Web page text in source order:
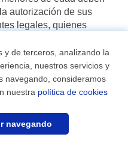
autorización de sus
legales, quienes
por los menores a su
los que expresamente
restringido única y
18 años.
las Condiciones
y de terceros, analizando la
nuestros servicios y
navegando, consideramos
nuestra política de cookies
navegando